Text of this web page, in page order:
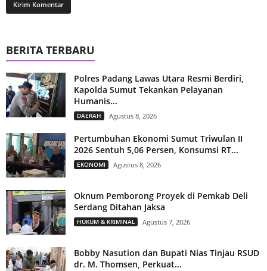
BERITA TERBARU
Polres Padang Lawas Utara Resmi Berdiri,
Kapolda Sumut Tekankan Pelayanan
Humanis...
DAERAH Agustus 8, 2026
Pertumbuhan Ekonomi Sumut Triwulan II
2026 Sentuh 5,06 Persen, Konsumsi RT...
EKONOMI Agustus 8, 2026
Oknum Pemborong Proyek di Pemkab Deli
Serdang Ditahan Jaksa
HUKUM & KRIMINAL Agustus 7, 2026
Bobby Nasution dan Bupati Nias Tinjau RSUD
dr. M. Thomsen, Perkuat...